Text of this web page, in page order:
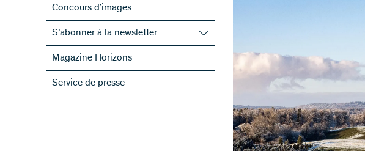
Concours d’images
S’abonner à la newsletter
S’abonner à la newsletter du FNS
S’abonner aux newsletter des PRN
ScienceGeist
Magazine Horizons
Service de presse